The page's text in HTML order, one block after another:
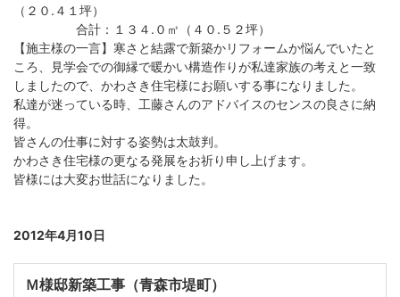
（２０.４１坪）
合計：１３４.０㎡（４０.５２坪）
【施主様の一言】寒さと結露で新築かリフォームか悩んでいたと
ころ、見学会での御縁で暖かい構造作りが私達家族の考えと一致
しましたので、かわさき住宅様にお願いする事になりました。
私達が迷っている時、工藤さんのアドバイスのセンスの良さに納
得。
皆さんの仕事に対する姿勢は太鼓判。
かわさき住宅様の更なる発展をお祈り申し上げます。
皆様には大変お世話になりました。
2012年4月10日
Ｍ様邸新築工事（青森市堤町）